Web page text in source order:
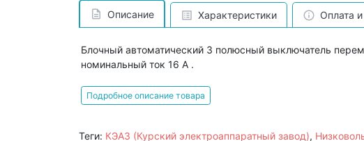
Описание Характеристики Оплата
Блочный автоматический 3 полюсный выключатель
номинальный ток 16 А .
Подробное описание товара
Теги: КЭАЗ (Курский электроаппаратный завод),